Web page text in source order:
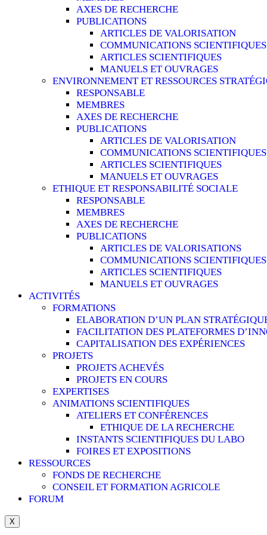
AXES DE RECHERCHE
PUBLICATIONS
ARTICLES DE VALORISATION
COMMUNICATIONS SCIENTIFIQUES
ARTICLES SCIENTIFIQUES
MANUELS ET OUVRAGES
ENVIRONNEMENT ET RESSOURCES
RESPONSABLE
MEMBRES
AXES DE RECHERCHE
PUBLICATIONS
ARTICLES DE VALORISATION
COMMUNICATIONS SCIENTIFIQUES
ARTICLES SCIENTIFIQUES
MANUELS ET OUVRAGES
ETHIQUE ET RESPONSABILITÉ SOCIALE
RESPONSABLE
MEMBRES
AXES DE RECHERCHE
PUBLICATIONS
ARTICLES DE VALORISATIONS
COMMUNICATIONS SCIENTIFIQUES
ARTICLES SCIENTIFIQUES
MANUELS ET OUVRAGES
ACTIVITÉS
FORMATIONS
ELABORATION D’UN PLAN
FACILITATION DES PLATEFORMES
CAPITALISATION DES EXPÉRIENCES
PROJETS
PROJETS ACHEVÉS
PROJETS EN COURS
EXPERTISES
ANIMATIONS SCIENTIFIQUES
ATELIERS ET CONFÉRENCES
ETHIQUE DE LA RECHERCHE
INSTANTS SCIENTIFIQUES DU LABO
FOIRES ET EXPOSITIONS
RESSOURCES
FONDS DE RECHERCHE
CONSEIL ET FORMATION AGRICOLE
FORUM
X